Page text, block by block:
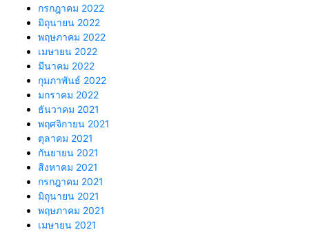
กรกฎาคม 2022
มิถุนายน 2022
พฤษภาคม 2022
เมษายน 2022
มีนาคม 2022
กุมภาพันธ์ 2022
มกราคม 2022
ธันวาคม 2021
พฤศจิกายน 2021
ตุลาคม 2021
กันยายน 2021
สิงหาคม 2021
กรกฎาคม 2021
มิถุนายน 2021
พฤษภาคม 2021
เมษายน 2021